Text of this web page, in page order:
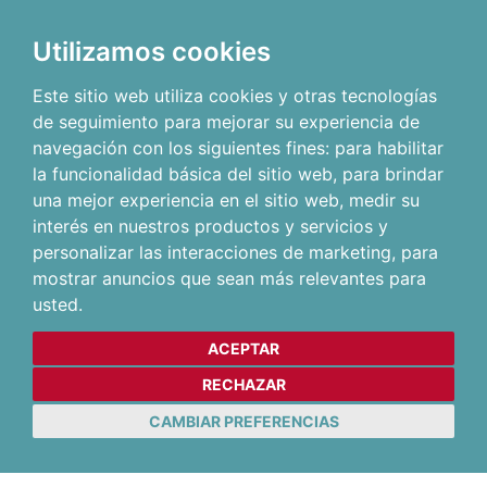
Utilizamos cookies
Este sitio web utiliza cookies y otras tecnologías
de seguimiento para mejorar su experiencia de
navegación con los siguientes fines: para habilitar
la funcionalidad básica del sitio web, para brindar
una mejor experiencia en el sitio web, medir su
interés en nuestros productos y servicios y
personalizar las interacciones de marketing, para
mostrar anuncios que sean más relevantes para
usted.
ACEPTAR
RECHAZAR
CAMBIAR PREFERENCIAS